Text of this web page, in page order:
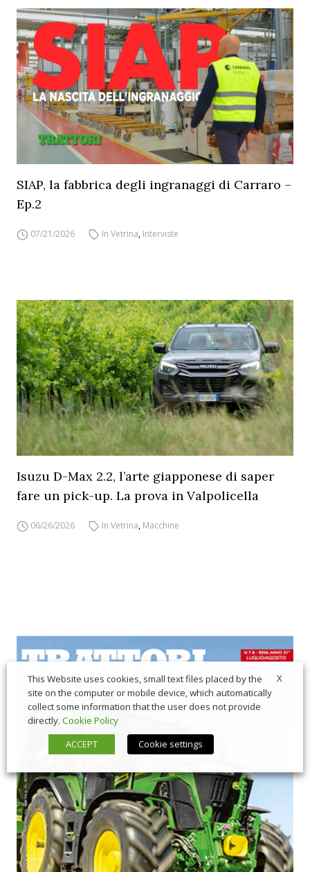
SIAP, la fabbrica degli ingranaggi di Carraro –
Ep.2
07/21/2026 In Vetrina, Interviste
Isuzu D-Max 2.2, l’arte giapponese di saper
fare un pick-up. La prova in Valpolicella
06/26/2026 In Vetrina, Macchine
X
This Website uses cookies, small text files placed by the
site on the computer or mobile device, which automatically
collect some information that the user does not provide
directly. Cookie Policy
ACCEPT
Cookie settings